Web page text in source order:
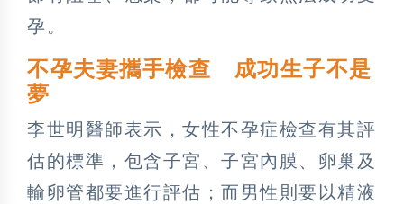
孕。
不孕夫妻攜手檢查 成功生子不是
夢
李世明醫師表示，女性不孕症檢查有其評
估的標準，包含子宮、子宮內膜、卵巢及
輸卵管都要進行評估；而男性則要以精液